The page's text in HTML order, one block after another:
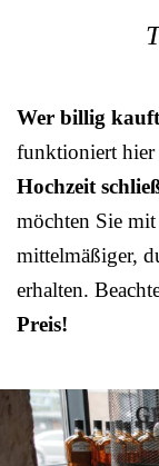
Wer billig
funktioniert
Hochzeit
möchten Sie
mittelmäßiger,
erhalten.
Preis!